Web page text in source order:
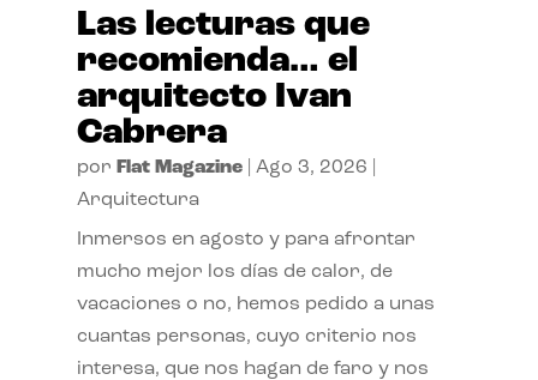
Las lecturas que
recomienda… el
arquitecto Ivan
Cabrera
por Flat Magazine| Ago 3, 2026
Arquitectura
Inmersos en agosto y para afrontar
mucho mejor los días de calor, de
vacaciones o no, hemos pedido a unas
cuantas personas, cuyo criterio nos
interesa, que nos hagan de faro y nos